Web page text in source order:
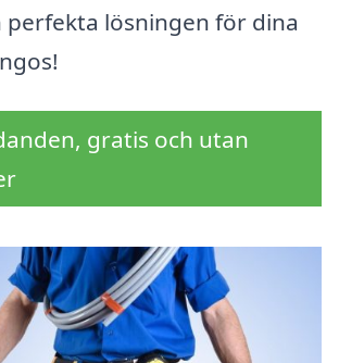
lösningen för dina
gratis och utan